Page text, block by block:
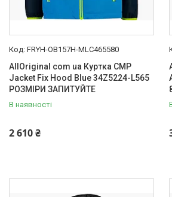
FRYH-OB157H-MLC465580
AllOriginal com ua Куртка CMP
Jacket Fix Hood Blue 34Z5224-L565
РОЗМІРИ ЗАПИТУЙТЕ
В наявності
2 610 ₴